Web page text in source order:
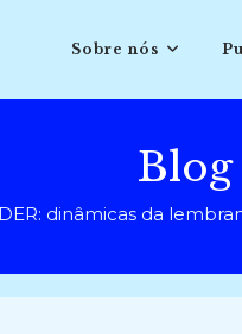
Sobre nós
Blog
dinâmicas da